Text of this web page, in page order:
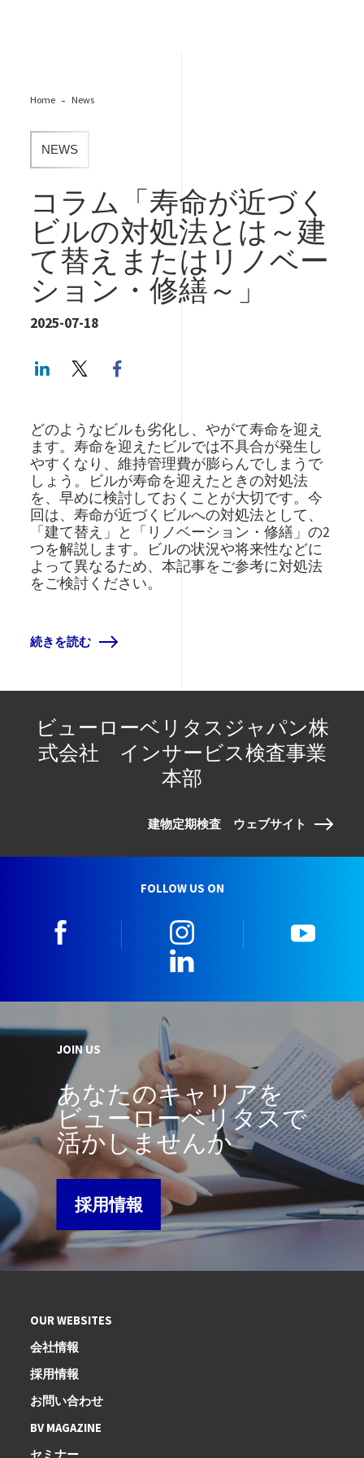
Home News
NEWS
コラム「寿命が近づく
ビルの対処法とは～建
て替えまたはリノベー
ション・修繕～」
2025-07-18
LinkedInTwitter
どのようなビルも劣化し、やがて寿命を迎え
ます。寿命を迎えたビルでは不具合が発生し
やすくなり、維持管理費が膨らんでしまうで
しょう。ビルが寿命を迎えたときの対処法
を、早めに検討しておくことが大切です。今
回は、寿命が近づくビルへの対処法として、
「建て替え」と「リノベーション・修繕」の2
つを解説します。ビルの状況や将来性などに
よって異なるため、本記事をご参考に対処法
をご検討ください。
続きを読む
ビューローベリタスジャパン株
式会社 インサービス検査事業
本部
建物定期検査 ウェブサイト
FOLLOW US ON
JOIN US
あなたのキャリアを
ビューローベリタスで
活かしませんか
採用情報
OUR WEBSITES
会社情報
採用情報
お問い合わせ
BV MAGAZINE
セミナー